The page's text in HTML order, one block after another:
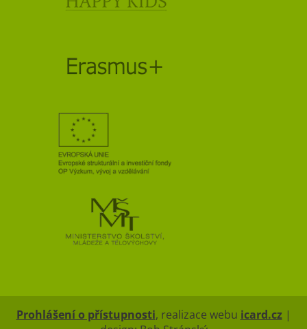
Prohlášení o přístupnosti, realizace webu icard.cz|